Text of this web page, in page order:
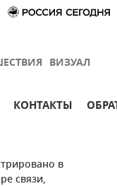
ВИЗУАЛ
КОНТАКТЫ
в
связи,